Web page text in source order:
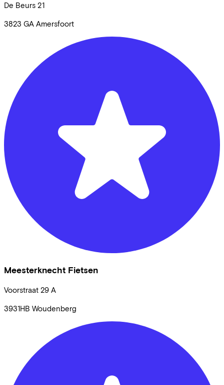
De Beurs 21
3823 GA Amersfoort
Meesterknecht Fietsen
Voorstraat 29 A
3931HB Woudenberg